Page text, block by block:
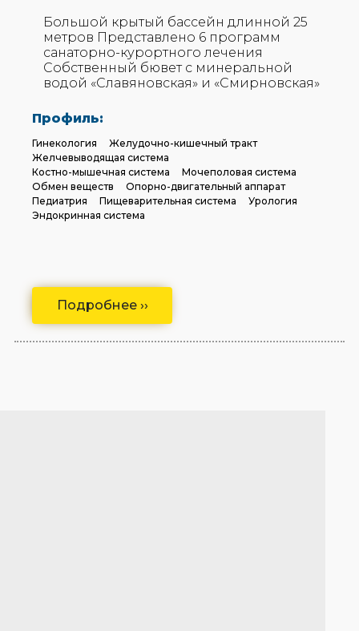
Подробнее ››
Большой крытый бассейн длинной 25
метров Представлено 6 программ
санаторно-курортного лечения
Собственный бювет с минеральной
водой «Славяновская» и «Смирновская»
Профиль:
Гинекология
Желудочно-кишечный тракт
Желчевыводящая система
Костно-мышечная система
Мочеполовая система
Обмен веществ
Опорно-двигательный аппарат
Педиатрия
Пищеварительная система
Урология
Эндокринная система